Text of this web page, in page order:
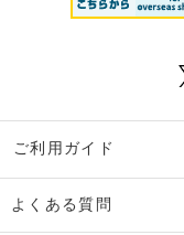
ご利用ガイド
よくある質問